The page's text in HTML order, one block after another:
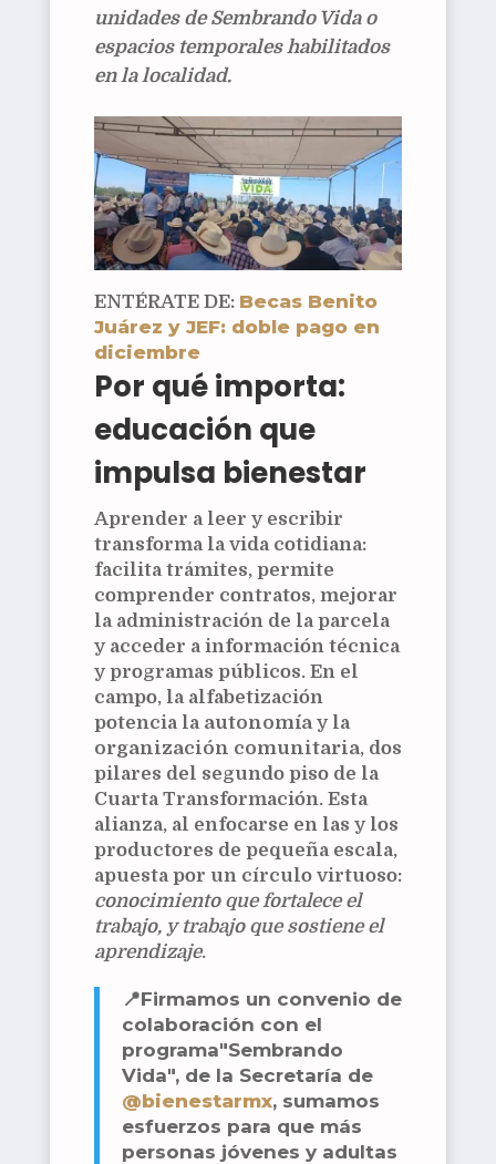
unidades de Sembrando Vida o
espacios temporales habilitados
en la localidad.
ENTÉRATE DE: Becas Benito
Juárez y JEF: doble pago en
diciembre
Por qué importa:
educación que
impulsa bienestar
Aprender a leer y escribir
transforma la vida cotidiana:
facilita trámites, permite
comprender contratos, mejorar
la administración de la parcela
y acceder a información técnica
y programas públicos. En el
campo, la alfabetización
potencia la autonomíay la
organización comunitaria, dos
pilares del segundo piso de la
Cuarta Transformación. Esta
alianza, al enfocarse en las y los
productores de pequeña escala,
apuesta por un círculo virtuoso:
conocimiento que fortalece el
trabajo, y trabajo que sostiene el
aprendizaje.
📍Firmamos un convenio de
colaboración con el
programa"Sembrando
Vida", de la Secretaría de
@bienestarmx, sumamos
esfuerzos para que más
personas jóvenes y adultas